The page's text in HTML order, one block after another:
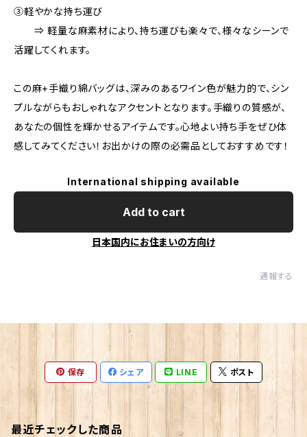
③軽やかな持ち運び
⇒ 軽量な麻素材により、持ち運びも楽々で、様々なシーンで
活躍してくれます。
この麻+手織り綿バッグは、深みのあるワイン色が魅力的で、シン
プルながらもおしゃれなアクセントとなります。手織りの質感が、
あなたの個性を輝かせるアイテムです。心地よい持ち手をぜひ体
感してみてください！お出かけの際の必需品としておすすめです！
International shipping available
Add to cart
日本国内にお住まいの方向け
通報する
保存 シェア LINE ポスト
最近チェックした商品